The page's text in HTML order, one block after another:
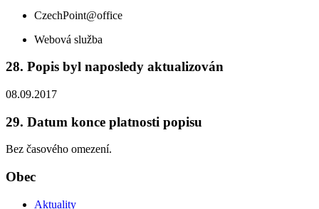
CzechPoint@office
Webová služba
28. Popis byl naposledy aktualizován
08.09.2017
29. Datum konce platnosti popisu
Bez časového omezení.
Obec
Aktuality